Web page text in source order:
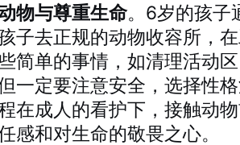
物与尊重生命。6岁的孩子
子去正规的动物收容所，
简单的事情，如清理活动
一定要注意安全，选择性
在成人的看护下，接触动
感和对生命的敬畏之心。